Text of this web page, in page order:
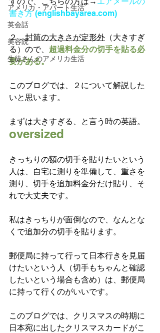
アメリカ・アパート生活
英会話
美容院
生徒さんのアメリカ生活
書き方 (englishbayarea.com)
２．封筒の大きさが定形外 （大きすぎ
る）ので、 超過料金分の切手を貼る必
要がある。
このブログでは、２について解説した
いと思います。
まずは大きすぎる、と言う時の英語。
oversized
きっちりの額の切手を貼りたいという
人は、自宅に測りを準備して、重さを
測り、切手を追加料金分だけ貼り、そ
れで大丈夫です。
私はきっちりが面倒なので、なんとな
くで追加分の切手を貼ります。
郵便局に持って行って日本行きを見届
けたいという人（切手もちゃんと確認
したいという場合も含め）は、郵便局
に持って行くのがいいです。
このブログでは、クリスマスの時期に
日本宛に出したクリスマスカードがこ